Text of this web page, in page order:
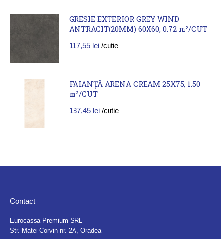
GRESIE EXTERIOR GREY WIND
ANTRACIT(20MM) 60X60, 0.72 m²/CUT
117,55 lei /cutie
FAIANȚĂ ARENA CREAM 25X75, 1.50
m²/CUT
137,45 lei /cutie
Contact
Eurocassa Premium SRL
Str. Matei Corvin nr. 2A, Oradea